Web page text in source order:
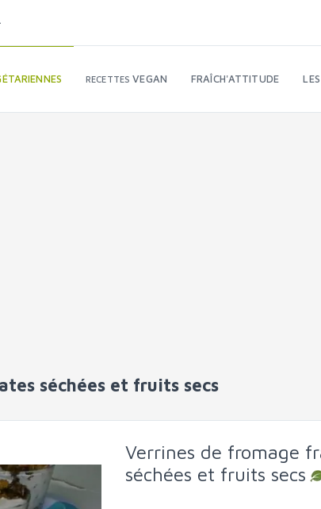
RECETTESVEGAN FRAÎCH'ATTITUDE
séchées et fruits secs
Verrines de fromage
séchées et fruits secs